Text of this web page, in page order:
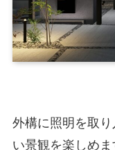
外構に照明を取
い景観を楽しめ